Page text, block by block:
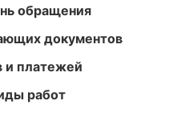
обращения
документов
и платежей
работ